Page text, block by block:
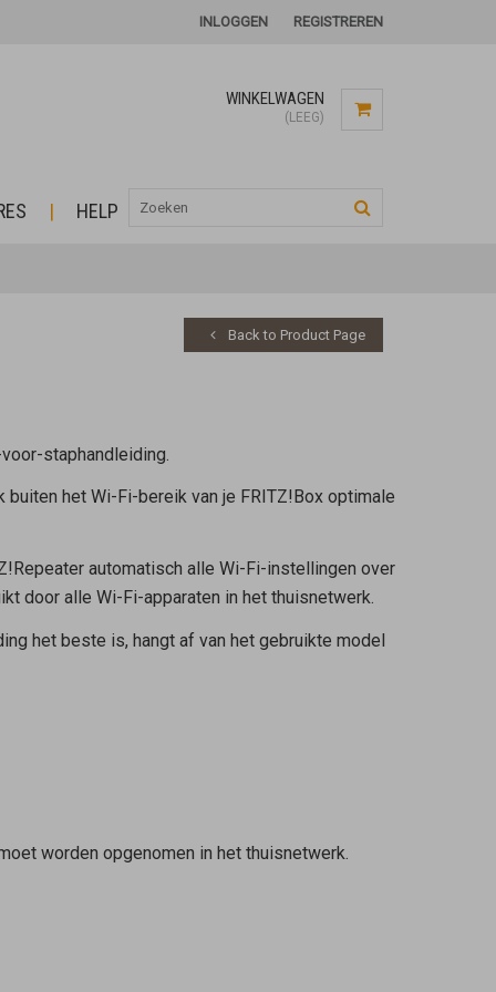
INLOGGEN REGISTREREN
WINKELWAGEN
(LEEG)
HELP
Back to Product Page
staphandleiding.
het Wi-Fi-bereik van je FRITZ!Box optimale
automatisch alle Wi-Fi-instellingen over
door alle Wi-Fi-apparaten in het thuisnetwerk.
het beste is, hangt af van het gebruikte model
worden opgenomen in het thuisnetwerk.